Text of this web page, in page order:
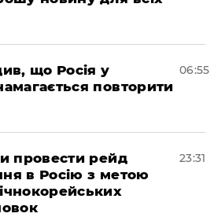
що Росія у
повторити
06:55
провести рейд
в Росію з метою
23:31